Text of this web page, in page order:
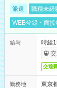
派遣 職種未経
WEB登録・面接
給与
時給
交通
勤務地
東京